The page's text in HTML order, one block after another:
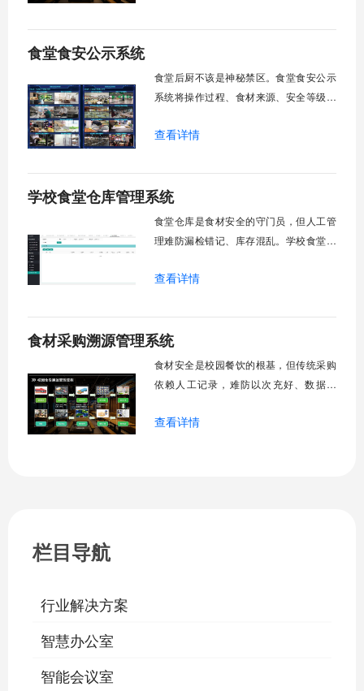
生时秒级告警。从预警到处置，用科技筑
食堂食安公示系统
食堂后厨不该是神秘禁区。食堂食安公示
系统将操作过程、食材来源、安全等级晒
子公示，让家长看得见、学生查得到、监
场，用透明赢得信任，用数据筑牢安全。
查看详情
学校食堂仓库管理系统
食堂仓库是食材安全的守门员，但人工管
理难防漏检错记、库存混乱。学校食堂仓
到出库的全流程，快检把关质量，智能管
一桶油来去可查，临期预警及时，损耗一
目了然，为校园餐饮筑牢第一道安全防
查看详情
食材采购溯源管理系统
食材安全是校园餐饮的根基，但传统采购
依赖人工记录，难防以次充好、数据造
入、智能验收、安全检测全流程，让食材
查看详情
栏目导航
行业解决方案
智慧办公室
智能会议室